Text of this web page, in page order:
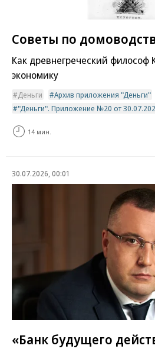
Советы по
Как древнегреческий философ
экономику
Деньги Архив приложения "Деньги"
"Деньги". Приложение №20 от
14 мин.
30.07.2026, 00:01
«Банк будущего